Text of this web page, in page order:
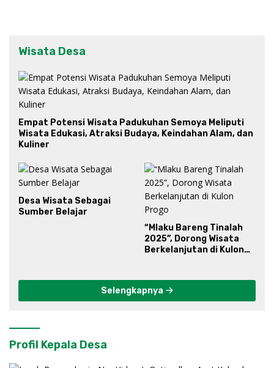
Wisata Desa
Empat Potensi Wisata Padukuhan Semoya Meliputi
Wisata Edukasi, Atraksi Budaya, Keindahan Alam, dan
Kuliner
Desa Wisata Sebagai
Sumber Belajar
“Mlaku Bareng Tinalah
2025”, Dorong Wisata
Berkelanjutan di Kulon
Selengkapnya
Profil Kepala Desa